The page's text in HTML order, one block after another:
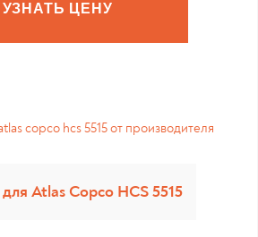
УЗНАТЬ ЦЕНУ
Atlas Copco HCS 5515